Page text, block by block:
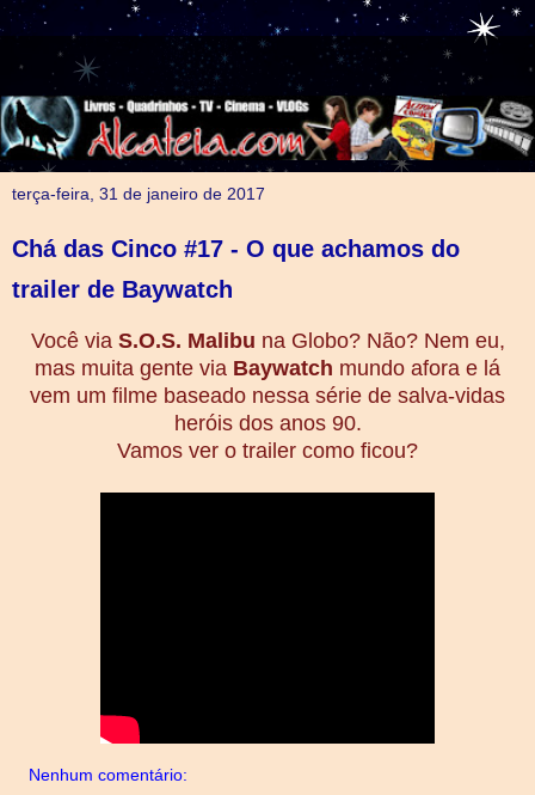
terça-feira, 31 de janeiro de 2017
Chá das Cinco #17 - O que achamos do
trailer de Baywatch
Você via S.O.S. Malibu na Globo? Não? Nem eu,
mas muita gente via Baywatch mundo afora e lá
vem um filme baseado nessa série de salva-vidas
heróis dos anos 90.
Vamos ver o trailer como ficou?
Nenhum comentário: